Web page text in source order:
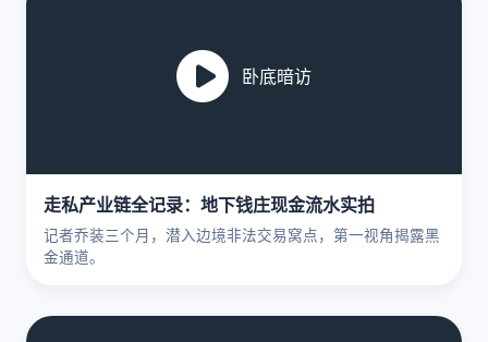
卧底暗访
走私产业链全记录：地下钱庄现金流水实拍
记者乔装三个月，潜入边境非法交易窝点，第一视角揭露黑
金通道。